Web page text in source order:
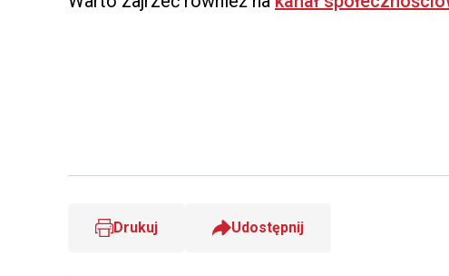
Drukuj Udostępnij